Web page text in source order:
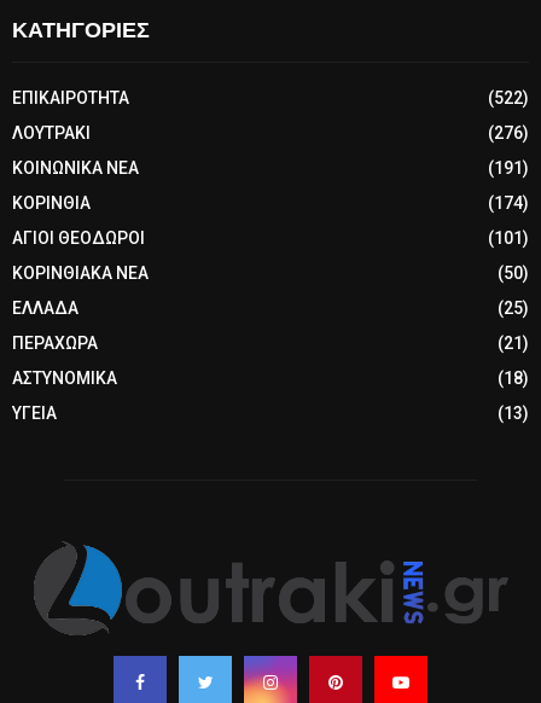
ΚΑΤΗΓΟΡΙΕΣ
ΕΠΙΚΑΙΡΟΤΗΤΑ
(522)
ΛΟΥΤΡΑΚΙ
(276)
ΚΟΙΝΩΝΙΚΑ ΝΕΑ
(191)
ΚΟΡΙΝΘΙΑ
(174)
ΑΓΙΟΙ ΘΕΟΔΩΡΟΙ
(101)
ΚΟΡΙΝΘΙΑΚΑ ΝΕΑ
(50)
ΕΛΛΑΔΑ
(25)
ΠΕΡΑΧΩΡΑ
(21)
ΑΣΤΥΝΟΜΙΚΑ
(18)
ΥΓΕΙΑ
(13)